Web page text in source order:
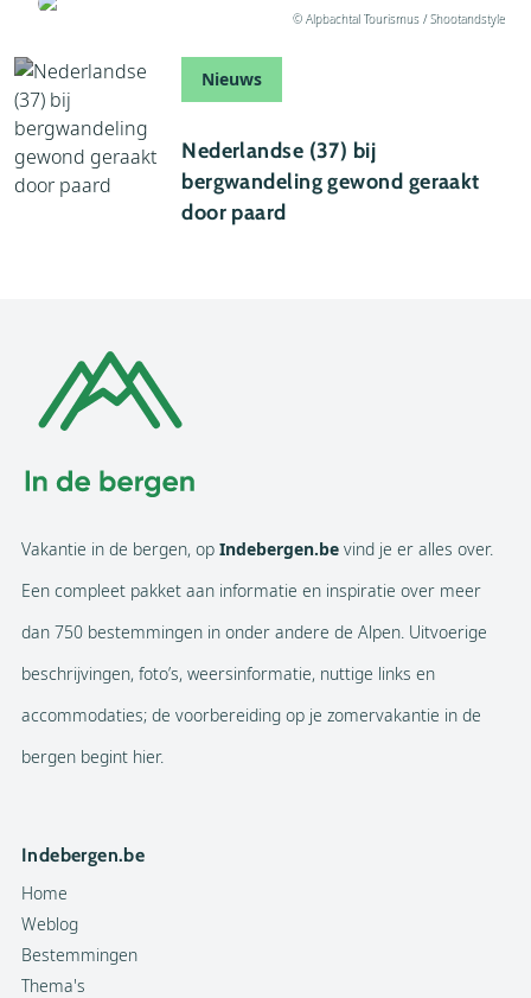
© Alpbachtal Tourismus / Shootandstyle
Nieuws
Nederlandse (37) bij
bergwandeling gewond geraakt
door paard
Vakantie in de bergen, op Indebergen.be vind je er alles over.
Een compleet pakket aan informatie en inspiratie over meer
dan 750 bestemmingen in onder andere de Alpen. Uitvoerige
beschrijvingen, foto’s, weersinformatie, nuttige links en
accommodaties; de voorbereiding op je zomervakantie in de
bergen begint hier.
Indebergen.be
Home
Weblog
Bestemmingen
Thema's